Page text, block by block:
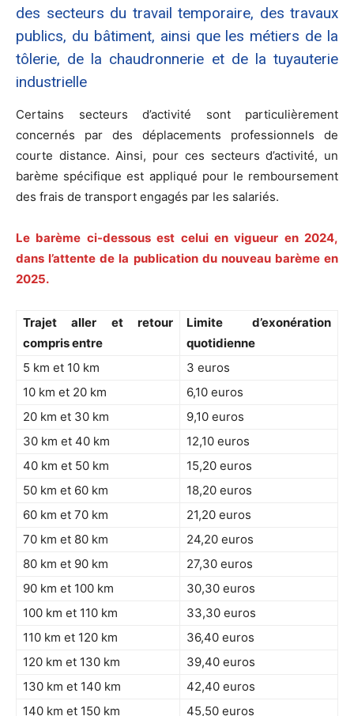
des secteurs du travail temporaire, des travaux
publics, du bâtiment, ainsi que les métiers de la
tôlerie, de la chaudronnerie et de la tuyauterie
industrielle
Certains secteurs d’activité sont particulièrement
concernés par des déplacements professionnels de
courte distance. Ainsi, pour ces secteurs d’activité, un
barème spécifique est appliqué pour le remboursement
des frais de transport engagés par les salariés.
Le barème ci-dessous est celui en vigueur en 2024,
dans l’attente de la publication du nouveau barème en
2025.
Trajet aller et retour
compris entre
Limite d’exonération
quotidienne
5 km et 10 km
3 euros
10 km et 20 km
6,10 euros
20 km et 30 km
9,10 euros
30 km et 40 km
12,10 euros
40 km et 50 km
15,20 euros
50 km et 60 km
18,20 euros
60 km et 70 km
21,20 euros
70 km et 80 km
24,20 euros
80 km et 90 km
27,30 euros
90 km et 100 km
30,30 euros
100 km et 110 km
33,30 euros
110 km et 120 km
36,40 euros
120 km et 130 km
39,40 euros
130 km et 140 km
42,40 euros
140 km et 150 km
45,50 euros